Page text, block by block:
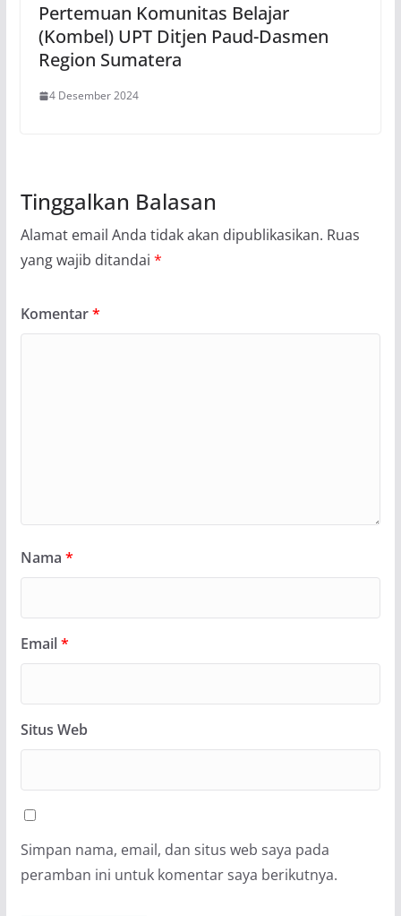
Pertemuan Komunitas Belajar
(Kombel) UPT Ditjen Paud-Dasmen
Region Sumatera
4 Desember 2024
Tinggalkan Balasan
Alamat email Anda tidak akan dipublikasikan. Ruas
yang wajib ditandai *
Komentar*
Nama *
Email*
Situs Web
Simpan nama, email, dan situs web saya pada
peramban ini untuk komentar saya berikutnya.